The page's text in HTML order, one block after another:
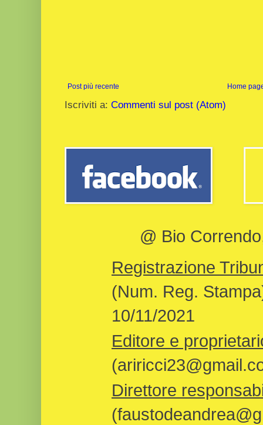
Post più recente Home
Iscriviti a: Commenti sul post (Atom)
@ Bio
Registrazione
(Num. Reg.
10/11/2021
Editore e
Direttore